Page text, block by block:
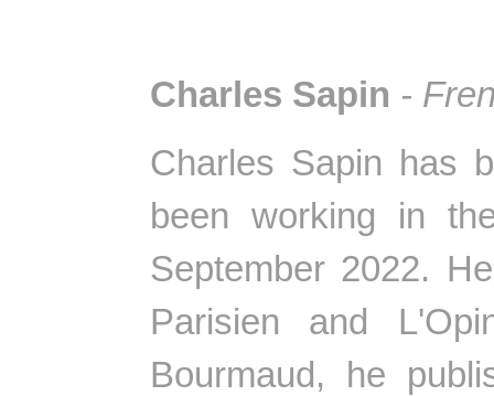
Charles Sapin -
Charles Sapin has
been working in
September 2022.
Parisien and
Bourmaud, he